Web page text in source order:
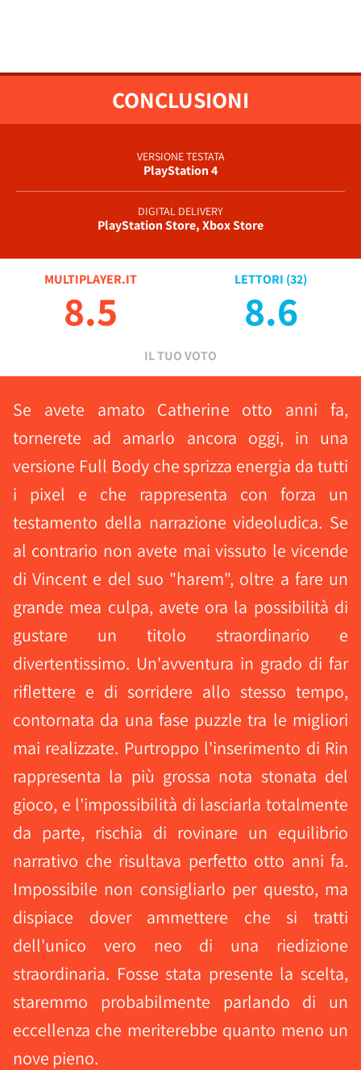
CONCLUSIONI
VERSIONE TESTATA
PlayStation 4
DIGITAL DELIVERY
PlayStation Store, Xbox Store
MULTIPLAYER.IT
8.5
LETTORI (32)
8.6
IL TUO VOTO
Se avete amato Catherine otto anni fa,
tornerete ad amarlo ancora oggi, in una
versione Full Body che sprizza energia da tutti
i pixel e che rappresenta con forza un
testamento della narrazione videoludica. Se
al contrario non avete mai vissuto le vicende
di Vincent e del suo "harem", oltre a fare un
grande mea culpa, avete ora la possibilità di
gustare un titolo straordinario e
divertentissimo. Un'avventura in grado di far
riflettere e di sorridere allo stesso tempo,
contornata da una fase puzzle tra le migliori
mai realizzate. Purtroppo l'inserimento di Rin
rappresenta la più grossa nota stonata del
gioco, e l'impossibilità di lasciarla totalmente
da parte, rischia di rovinare un equilibrio
narrativo che risultava perfetto otto anni fa.
Impossibile non consigliarlo per questo, ma
dispiace dover ammettere che si tratti
dell'unico vero neo di una riedizione
straordinaria. Fosse stata presente la scelta,
staremmo probabilmente parlando di un
eccellenza che meriterebbe quanto meno un
nove pieno.